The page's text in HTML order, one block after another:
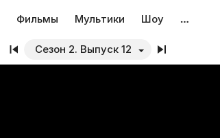
Фильмы Мультики Шоу …
Сезон 2. Выпуск 12